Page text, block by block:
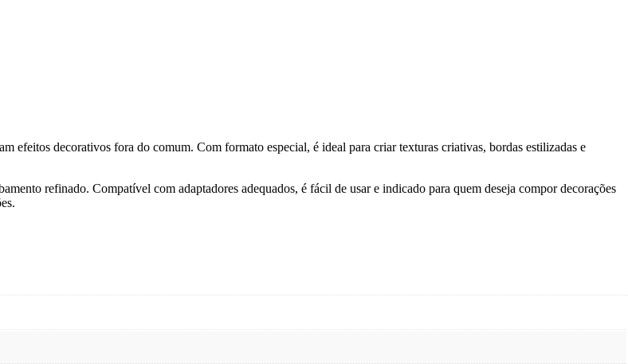
efeitos decorativos fora do comum. Com formato especial, é ideal para criar texturas criativas, bordas estilizadas e
refinado. Compatível com adaptadores adequados, é fácil de usar e indicado para quem deseja compor decorações